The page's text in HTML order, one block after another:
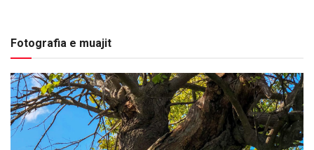
Fotografia e muajit